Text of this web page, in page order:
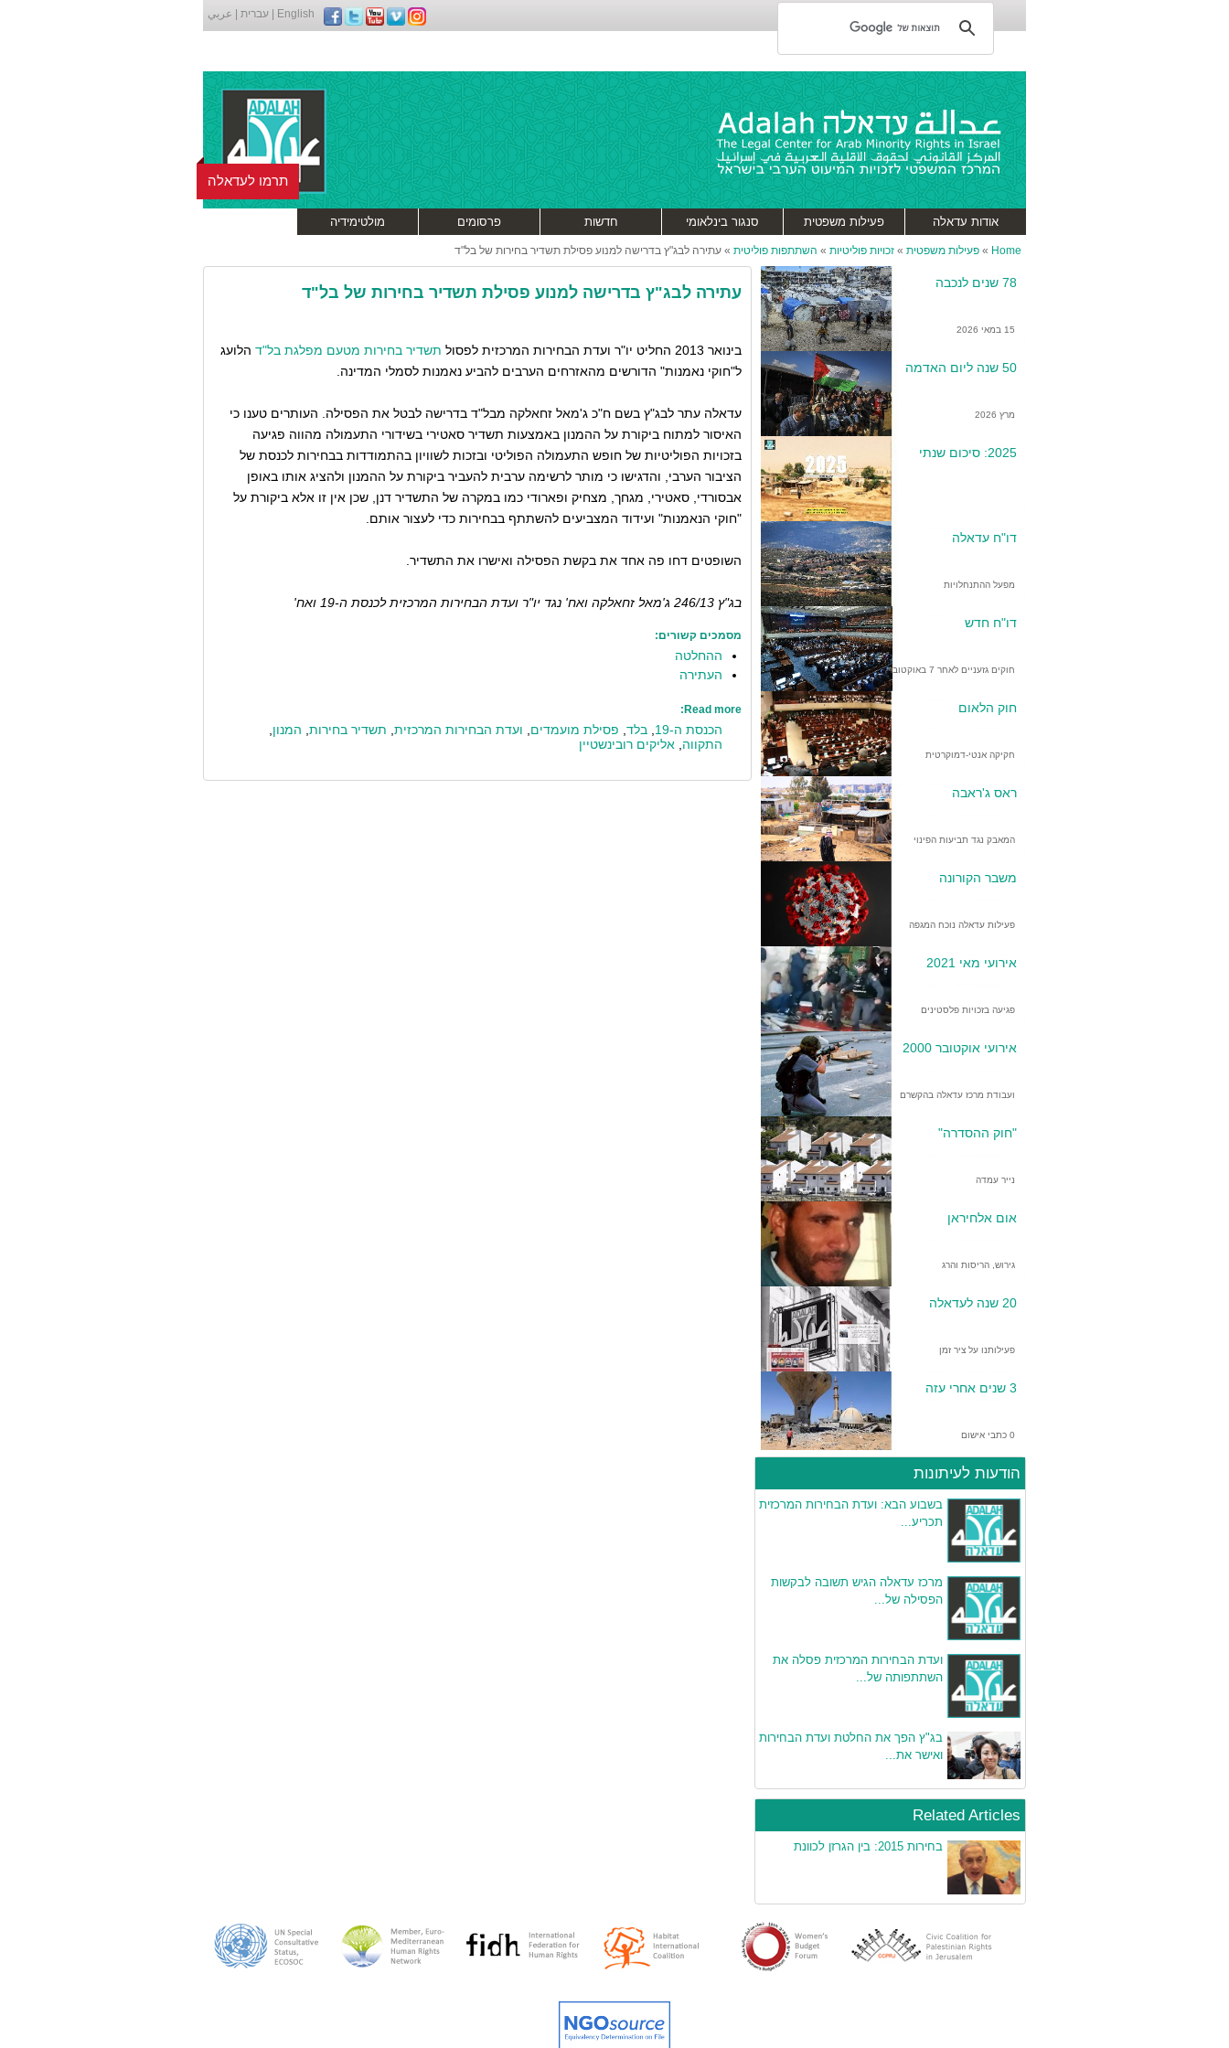
English עברית عربي
אודות עדאלה פעילות משפטית סנגור בינלאומי חדשות פרסומים מולטימידיה
תרמו לעדאלה
Home
» פעילות משפטית » זכויות פוליטיות » השתתפות פוליטית » עתירה לבג"ץ בדרישה למנוע פסילת תשדיר בחירות של בל"ד
78 שנים לנכבה
15 במאי 2026
50 שנה ליום האדמה
מרץ 2026
2025: סיכום שנתי
דו"ח עדאלה
מפעל ההתנחלויות
דו"ח חדש
חוקים גזעניים לאחר 7 באוקטובר
חוק הלאום
חקיקה אנטי-דמוקרטית
ראס ג'ראבה
המאבק נגד תביעות הפינוי
משבר הקורונה
פעילות עדאלה נוכח המגפה
אירועי מאי 2021
פגיעה בזכויות פלסטינים
אירועי אוקטובר 2000
ועבודת מרכז עדאלה בהקשרם
"חוק ההסדרה"
נייר עמדה
אום אלחיראן
גירוש, הריסות והרג
20 שנה לעדאלה
פעילותנו על ציר זמן
3 שנים אחרי עזה
0 כתבי אישום
הודעות לעיתונות
בשבוע הבא: ועדת הבחירות המרכזית
תכריע...
מרכז עדאלה הגיש תשובה לבקשות
הפסילה של...
ועדת הבחירות המרכזית פסלה את
השתתפותה של...
בג"ץ הפך את החלטת ועדת הבחירות
ואישר את...
Related Articles
בחירות 2015: בין הגרזן לכוונת
עתירה לבג"ץ בדרישה למנוע פסילת תשדיר בחירות של בל"ד
בינואר 2013 החליט יו"ר ועדת הבחירות המרכזית לפסול תשדיר בחירות מטעם מפלגת בל"ד הלועג
ל"חוקי נאמנות" הדורשים מהאזרחים הערבים להביע נאמנות לסמלי המדינה.
עדאלה עתר לבג"ץ בשם ח"כ ג'מאל זחאלקה מבל"ד בדרישה לבטל את הפסילה. העותרים טענו כי
האיסור למתוח ביקורת על ההמנון באמצעות תשדיר סאטירי בשידורי התעמולה מהווה פגיעה
בזכויות הפוליטיות של חופש התעמולה הפוליטי ובזכות לשוויון בהתמודדות בבחירות לכנסת של
הציבור הערבי, והדגישו כי מותר לרשימה ערבית להעביר ביקורת על ההמנון ולהציג אותו באופן
אבסורדי, סאטירי, מגחך, מצחיק ופארודי כמו במקרה של התשדיר דנן, שכן אין זו אלא ביקורת על
"חוקי הנאמנות" ועידוד המצביעים להשתתף בבחירות כדי לעצור אותם.
השופטים דחו פה אחד את בקשת הפסילה ואישרו את התשדיר.
בג"ץ 246/13 ג'מאל זחאלקה ואח' נגד יו"ר ועדת הבחירות המרכזית לכנסת ה-19 ואח'
מסמכים קשורים:
ההחלטה
העתירה
Read more:
הכנסת ה-19 בלד פסילת מועמדים ועדת הבחירות המרכזית תשדיר בחירות המנון
התקווה אליקים רובינשטיין